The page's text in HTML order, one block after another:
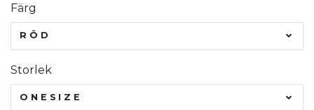
Färg
RÖD
Storlek
ONESIZE